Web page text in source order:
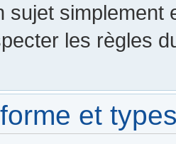
sujet
les règles
et